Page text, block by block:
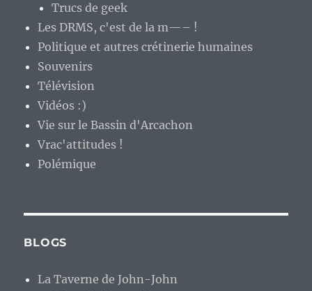
Trucs de geek
Les DRMS, c'est de la m—– !
Politique et autres crétinerie humaines
Souvenirs
Télévision
Vidéos :)
Vie sur le Bassin d'Arcachon
Vrac'attitudes !
Polémique
BLOGS
La Taverne de John-John